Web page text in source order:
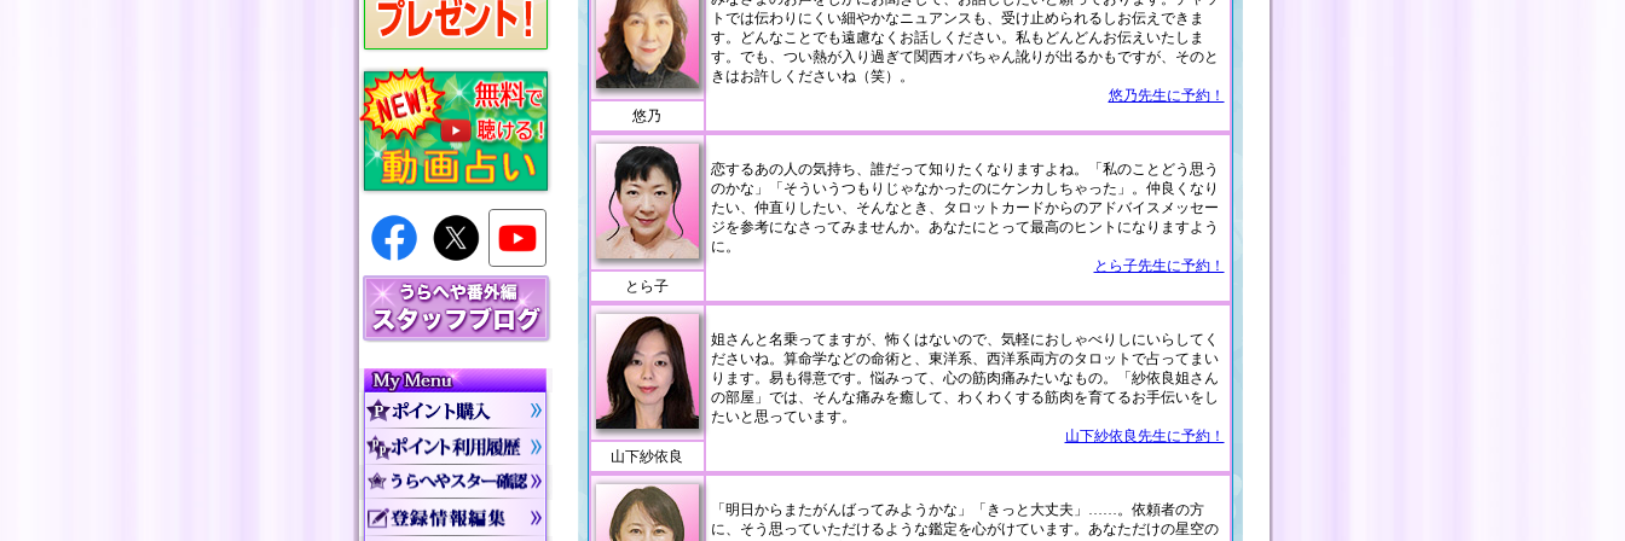
トでは伝わりにくい細やかなニュアンスも、受け止められるしお伝えできま
す。どんなことでも遠慮なくお話しください。私もどんどんお伝えいたしま
す。でも、つい熱が入り過ぎて関西オバちゃん訛りが出るかもですが、そのと
きはお許しくださいね（笑）。
悠乃先生に予約！
悠乃
恋するあの人の気持ち、誰だって知りたくなりますよね。「私のことどう思う
のかな」「そういうつもりじゃなかったのにケンカしちゃった」。仲良くなり
たい、仲直りしたい、そんなとき、タロットカードからのアドバイスメッセー
ジを参考になさってみませんか。あなたにとって最高のヒントになりますよう
に。
とら子先生に予約！
とら子
姐さんと名乗ってますが、怖くはないので、気軽におしゃべりしにいらしてく
ださいね。算命学などの命術と、東洋系、西洋系両方のタロットで占ってまい
ります。易も得意です。悩みって、心の筋肉痛みたいなもの。「紗依良姐さん
の部屋」では、そんな痛みを癒して、わくわくする筋肉を育てるお手伝いをし
たいと思っています。
山下紗依良先生に予約！
山下紗依良
「明日からまたがんばってみようかな」「きっと大丈夫」……。依頼者の方
に、そう思っていただけるような鑑定を心がけています。あなただけの星空の